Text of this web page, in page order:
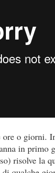
o giorni.
in primo
risolve la